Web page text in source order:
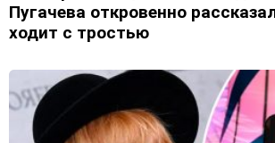
Пугачева откровенно
ходит с тростью